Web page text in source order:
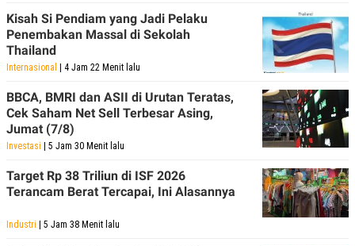
Kisah Si Pendiam yang Jadi Pelaku
Penembakan Massal di Sekolah
Thailand
Internasional | 4 Jam 22 Menit lalu
BBCA, BMRI dan ASII di Urutan Teratas,
Cek Saham Net Sell Terbesar Asing,
Jumat (7/8)
Investasi | 5 Jam 30 Menit lalu
Target Rp 38 Triliun di ISF 2026
Terancam Berat Tercapai, Ini Alasannya
Industri | 5 Jam 38 Menit lalu